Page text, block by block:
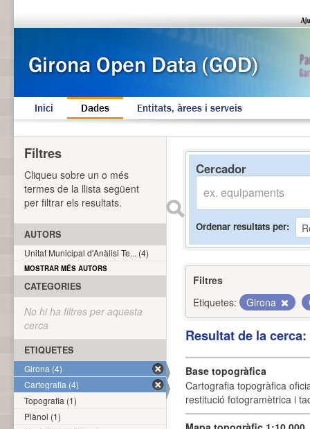
Inici Dades Entitats, àrees i serveis
Cercador
Ordenar resultats per
Filtres
Etiquetes:
Girona
Resultat de la
Base topogràfica
Cartografia topogràfica
restitució fotogramètrica i
Filtres
Cliqueu sobre un o més
termes de la llista següent
per filtrar els resultats.
AUTORS
Unitat Municipal d'Anàlisi Te... (4)
MOSTRAR MÉS AUTORS
CATEGORIES
No hi ha filtres per aquesta
cerca
ETIQUETES
Girona (4)
Cartografia (4)
Topografia (1)
Plànol (1)